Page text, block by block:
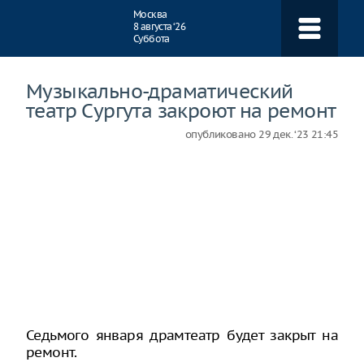
Москва
8 августа ‘26
Суббота
Музыкально-драматический
театр Сургута закроют на ремонт
опубликовано 29 дек. ‘23 21:45
Седьмого января драмтеатр будет закрыт на
ремонт.